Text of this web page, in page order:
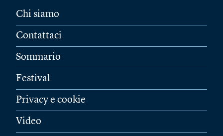
Chi siamo
Contattaci
Sommario
Festival
Privacy e cookie
Video